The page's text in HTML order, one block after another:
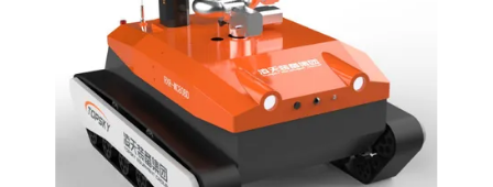
SITEMAP
PRIVACY
POLICY